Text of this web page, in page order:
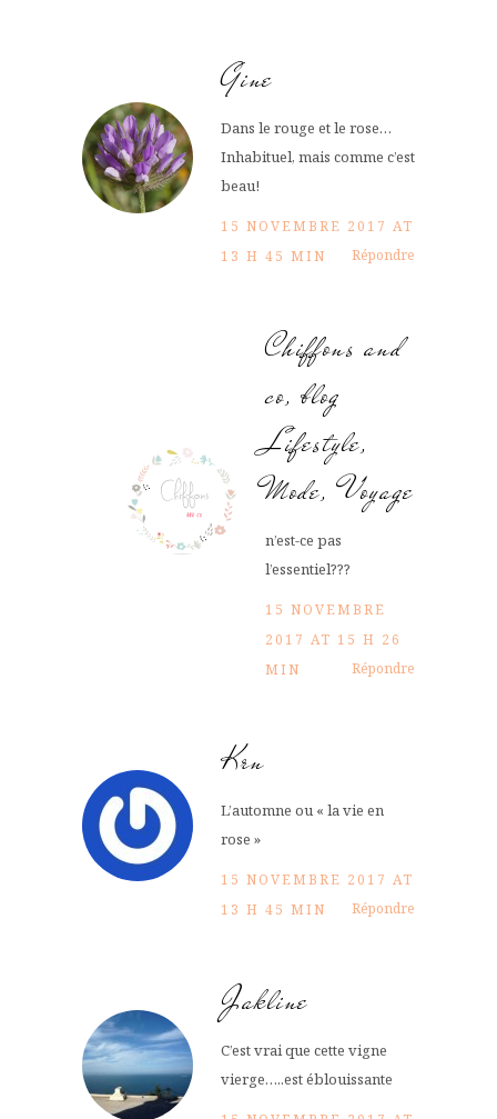
Gine
Dans le rouge et le rose…
Inhabituel, mais comme c’est
beau!
15 NOVEMBRE 2017 AT
13 H 45 MIN
Répondre
Chiffons and
co, blog
Lifestyle,
Mode, Voyage
n’est-ce pas
l’essentiel???
15 NOVEMBRE
2017 AT 15 H 26
MIN
Répondre
Krn
L’automne ou « la vie en
rose »
15 NOVEMBRE 2017 AT
13 H 45 MIN
Répondre
Jakline
C’est vrai que cette vigne
vierge…..est éblouissante